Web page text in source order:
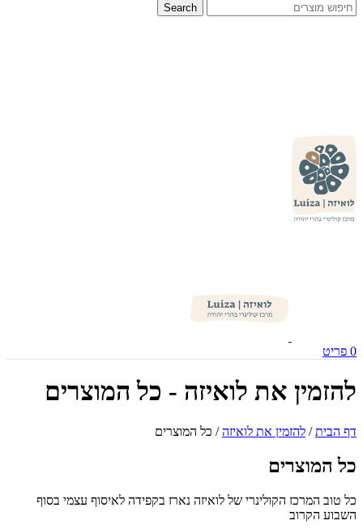
Search
0 פריט
להזמין את לואיזה - כל המוצרים
דף הבית / להזמין את לואיזה / כל המוצרים
כל המוצרים
כל טוב המרכז הקולינרי של לואיזה נארז בקפידה לאיסוף עצמי בסוף
השבוע הקרוב